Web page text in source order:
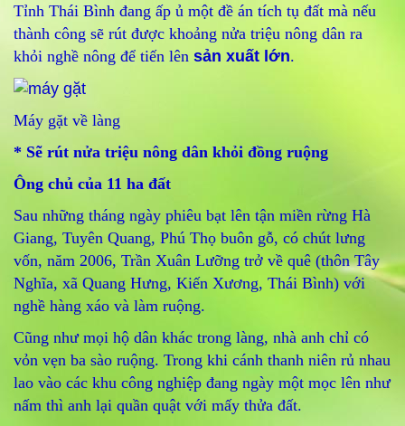
Tỉnh Thái Bình đang ấp ủ một đề án tích tụ đất mà nếu
thành công sẽ rút được khoảng nửa triệu nông dân ra
khỏi nghề nông để tiến lên sản xuất lớn.
Máy gặt về làng
* Sẽ rút nửa triệu nông dân khỏi đồng ruộng
Ông chủ của 11 ha đất
Sau những tháng ngày phiêu bạt lên tận miền rừng Hà
Giang, Tuyên Quang, Phú Thọ buôn gỗ, có chút lưng
vốn, năm 2006, Trần Xuân Lưỡng trở về quê (thôn Tây
Nghĩa, xã Quang Hưng, Kiến Xương, Thái Bình) với
nghề hàng xáo và làm ruộng.
Cũng như mọi hộ dân khác trong làng, nhà anh chỉ có
vỏn vẹn ba sào ruộng. Trong khi cánh thanh niên rủ nhau
lao vào các khu công nghiệp đang ngày một mọc lên như
nấm thì anh lại quần quật với mấy thửa đất.